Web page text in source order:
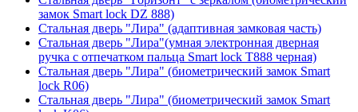
замок Smart lock DZ 888)
Стальная дверь "Лира" (адаптивная замковая часть)
Стальная дверь "Лира"(умная электронная дверная
ручка с отпечатком пальца Smart lock T888 черная)
Стальная дверь "Лира" (биометрический замок Smart
lock R06)
Стальная дверь "Лира" (биометрический замок Smart